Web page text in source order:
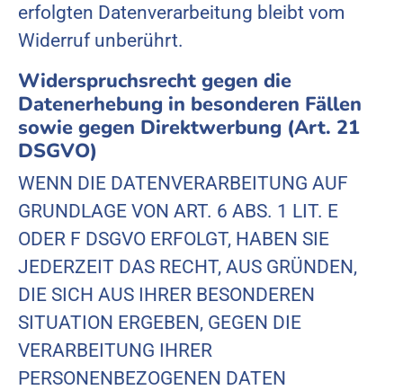
erfolgten Datenverarbeitung bleibt vom
Widerruf unberührt.
Widerspruchsrecht gegen die
Datenerhebung in besonderen Fällen
sowie gegen Direktwerbung (Art. 21
DSGVO)
WENN DIE DATENVERARBEITUNG AUF
GRUNDLAGE VON ART. 6 ABS. 1 LIT. E
ODER F DSGVO ERFOLGT, HABEN SIE
JEDERZEIT DAS RECHT, AUS GRÜNDEN,
DIE SICH AUS IHRER BESONDEREN
SITUATION ERGEBEN, GEGEN DIE
VERARBEITUNG IHRER
PERSONENBEZOGENEN DATEN